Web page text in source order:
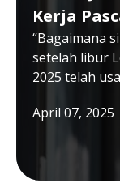
Kerja
“Bagaimana
setelah libur
2025 telah
April 07, 2025